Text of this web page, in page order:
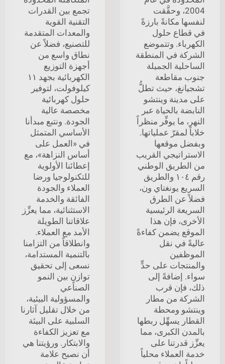
2004، وحقَّقت
لنفسها مكانةً بارزةً
في قطاع حلول
الكهرباء. وتتموضع
الشركة في المنطقة
الساحلية الجميلة
جنوب مقاطعة
تشجيانغ، حيث تطلُّ
على مدينة وينتشو
النابضة بالحياة عبر
النهر، ما يوفِّر منظراً
خلاباً لمقرّ عملياتها.
وبفضل موقعها
الاستراتيجي القريب
من الطريق الوطني
رقم ١٠٤ والطريق
السريع يونغتاي ون،
فضلاً عن الطرق
السريعة الرئيسية
الأخرى، فإن هذا
الموقع يضمن كفاءةً
عاليةً في نقل
الموظفين
والمنتجات على حدٍّ
سواء. إضافةً إلى
ذلك، فإن قرب
الشركة من مطار
وينتشو ومحطة
القطار يسهِّل ربطها
بالمدن الكبرى، مما
يعزِّز قدرتنا على
خدمة العملاء محلياً
تجمع بين القدرات
التقنية القوية
والمعدات المتقدمة
للتصنيع، فضلاً عن
نطاق واسع من
أجهزة التوزيع
الكهربائية بجهد ١١
كيلوفولت، لتوفير
حلول كهربائية
مخصصة عالية
الجودة. ونتبع مبدأنا
الأساسي المتمثل
في «العمل على
أساس النزاهة»، مع
إعطائنا الأولوية
للتكنولوجيا ورضا
العملاء والجودة
الفائقة والخدمة
الاستثنائية، مما يعزِّز
علاقاتنا الطويلة
الأمد مع العملاء.
وانطلاقاً من التزامنا
بالتنمية المستدامة،
نسعى إلى تحقيق
توازنٍ بين النمو
الصناعي
والمسؤولية البيئية،
من خلال تقليل آثارنا
السلبية على البيئة
مع تعزيز الكفاءة
والابتكار. ورؤيتنا هي
أن نصبح علامة